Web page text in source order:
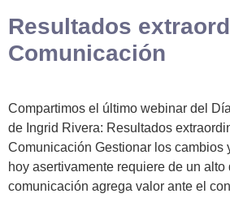
Resultados
Comunicación
Compartimos el último webinar del
de Ingrid Rivera: Resultados
Comunicación Gestionar los cambios
hoy asertivamente requiere de un alto
comunicación agrega valor ante el